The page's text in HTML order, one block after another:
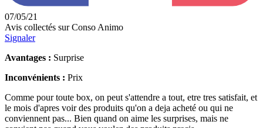
07/05/21
Avis collectés sur Conso Animo
Signaler
Avantages : Surprise
Inconvénients : Prix
Comme pour toute box, on peut s'attendre a tout, etre tres satisfait, et
le mois d'apres voir des produits qu'on a deja acheté ou qui ne
conviennent pas... Bien quand on aime les surprises, mais ne